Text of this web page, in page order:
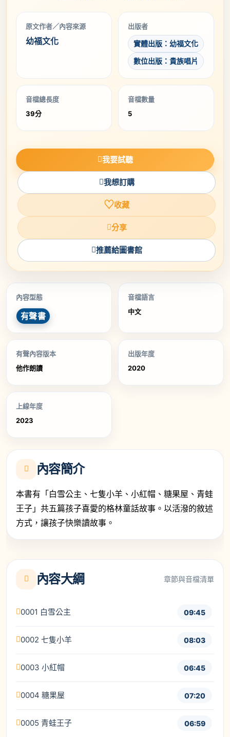
原文作者／內容來源
幼福文化
出版者
實體出版：幼福文化
數位出版：貴族唱片
音檔總長度
39分
音檔數量
5
我要試聽
我想訂購
♡收藏
分享
推薦給圖書館
內容型態
有聲書
音檔語言
中文
有聲內容版本
他作朗讀
出版年度
2020
上線年度
2023
內容簡介
本書有「白雪公主、七隻小羊、小紅帽、糖果屋、青蛙
王子」共五篇孩子喜愛的格林童話故事。以活潑的敘述
方式，讓孩子快樂讀故事。
內容大綱 章節與音檔清單
0001 白雪公主 09:45
0002 七隻小羊 08:03
0003 小紅帽 06:45
0004 糖果屋 07:20
0005 青蛙王子 06:59